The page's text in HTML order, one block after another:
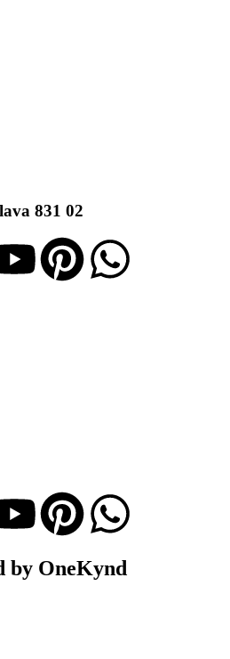
831 02
by OneKynd